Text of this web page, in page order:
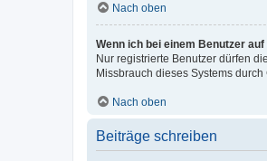
Nach oben
Wenn ich bei einem Benutzer
Nur registrierte Benutzer dürfen
Missbrauch dieses Systems durch
Nach oben
Beiträge schreiben